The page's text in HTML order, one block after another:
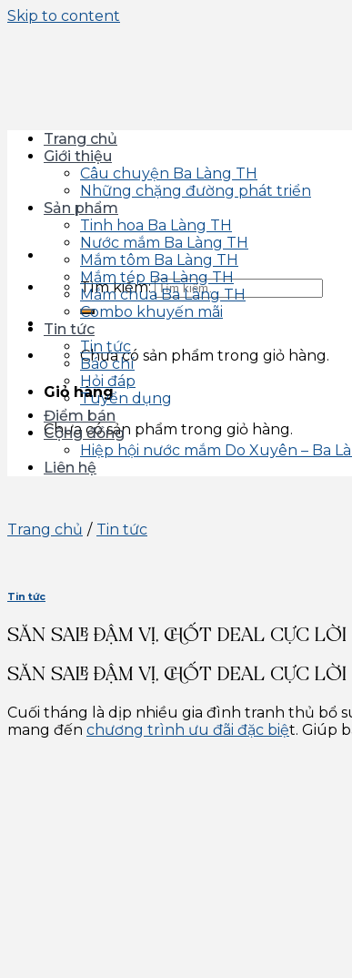
Skip to content
Tìm kiếm:
Chưa có sản phẩm trong giỏ hàng.
Giỏ hàng
Chưa có sản phẩm trong giỏ hàng.
Trang chủ
Giới thiệu
Câu chuyện Ba Làng TH
Những chặng đường phát triển
Sản phẩm
Tinh hoa Ba Làng TH
Nước mắm Ba Làng TH
Mắm tôm Ba Làng TH
Mắm tép Ba Làng TH
Mắm chua Ba Làng TH
Combo khuyến mãi
Tin tức
Tin tức
Báo chí
Hỏi đáp
Tuyển dụng
Điểm bán
Cộng đồng
Hiệp hội nước mắm Do Xuyên – Ba
Liên hệ
Trang chủ / Tin tức
Tin tức
SĂN SALE ĐẬM VỊ, CHỐT DEAL CỰC
SĂN SALE ĐẬM VỊ, CHỐT DEAL CỰC LỜI
Cuối tháng là dịp nhiều gia đình tranh thủ bổ
mang đến chương trình ưu đãi đặc biệt. Giúp